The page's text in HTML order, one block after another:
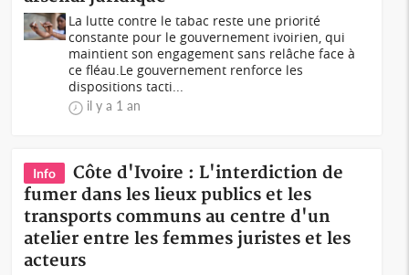
La lutte contre le tabac reste une priorité
constante pour le gouvernement ivoirien, qui
maintient son engagement sans relâche face à
ce fléau.Le gouvernement renforce les
dispositions tacti...
il y a 1 an
Info
Côte d'Ivoire : L'interdiction de
fumer dans les lieux publics et les
transports communs au centre d'un
atelier entre les femmes juristes et les
acteurs